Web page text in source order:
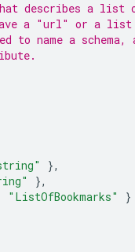
describes a list
a "url" or a list
name a schema,
},
},
"ListOfBookmarks"
}